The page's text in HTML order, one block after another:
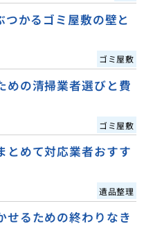
かるゴミ屋敷の壁と
ゴミ屋敷
めの清掃業者選びと費
ゴミ屋敷
とめて対応業者おすす
遺品整理
せるための終わりなき